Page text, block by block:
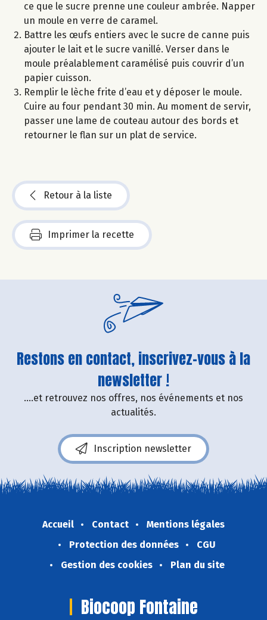
ce que le sucre prenne une couleur ambrée. Napper
un moule en verre de caramel.
Battre les œufs entiers avec le sucre de canne puis
ajouter le lait et le sucre vanillé. Verser dans le
moule préalablement caramélisé puis couvrir d’un
papier cuisson.
Remplir le lèche frite d’eau et y déposer le moule.
Cuire au four pendant 30 min. Au moment de servir,
passer une lame de couteau autour des bords et
retourner le flan sur un plat de service.
Retour à la liste
Imprimer la recette
Restons en contact, inscrivez-vous à la
newsletter !
....et retrouvez nos offres, nos événements et nos
actualités.
Inscription newsletter
Accueil Contact
Mentions légales
Protection des données
CGU
Gestion des cookies
Plan du site
Biocoop Fontaine